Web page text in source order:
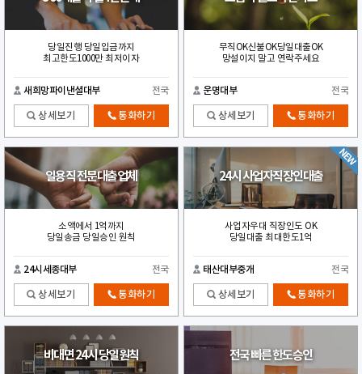
당일진행 당일입금까지
최고한도1000만 최저이자
새희망파이낸셜대부 전국
상세보기 통화하기
무직OK신불OK당일대출OK
망설이지 말고 연락주세요
운명대부 전국
상세보기 통화하기
일용직 전문대출업체
소액에서 1억까지
당일송금 당일승인 원칙
24시세종대부 전국
상세보기 통화하기
24시 사업자직장인대출
사업자우대 직장인도 OK
당일대출 최대한도1억
태산대부중개 전국
상세보기 통화하기
비대면 24시 당일원칙 전국 빠른 한도승인